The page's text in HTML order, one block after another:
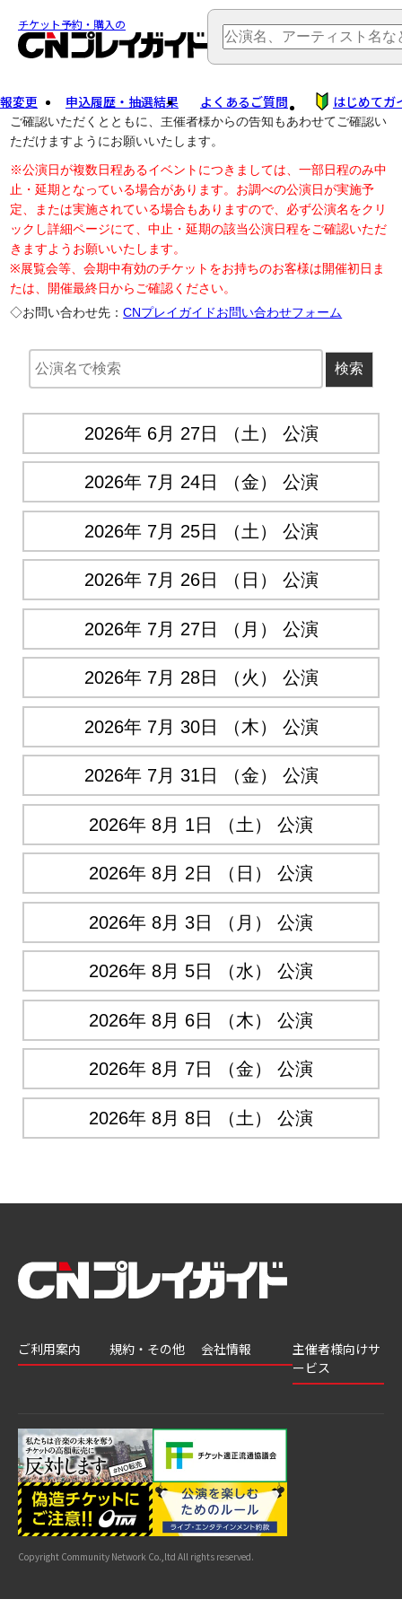
チケット予約・購入の
変更 申込履歴・抽選結果 よくあるご質問 はじめてガ
公演中止に伴う払戻し・延期等のご案内は、以下公演日リンクから
ご確認いただくとともに、主催者様からの告知もあわせてご確認い
ただけますようにお願いいたします。
※公演日が複数日程あるイベントにつきましては、一部日程のみ中
止・延期となっている場合があります。お調べの公演日が実施予
定、または実施されている場合もありますので、必ず公演名をクリ
ックし詳細ページにて、中止・延期の該当公演日程をご確認いただ
きますようお願いいたします。
※展覧会等、会期中有効のチケットをお持ちのお客様は開催初日ま
たは、開催最終日からご確認ください。
◇お問い合わせ先：CNプレイガイドお問い合わせフォーム
2026年 6月 27日 （土） 公演
2026年 7月 24日 （金） 公演
2026年 7月 25日 （土） 公演
2026年 7月 26日 （日） 公演
2026年 7月 27日 （月） 公演
2026年 7月 28日 （火） 公演
2026年 7月 30日 （木） 公演
2026年 7月 31日 （金） 公演
2026年 8月 1日 （土） 公演
2026年 8月 2日 （日） 公演
2026年 8月 3日 （月） 公演
2026年 8月 5日 （水） 公演
2026年 8月 6日 （木） 公演
2026年 8月 7日 （金） 公演
2026年 8月 8日 （土） 公演
ご利用案内
結果
よくあるご質問
はじめてガイド
公演中止・変更
サイトマップ
規約・その他
利用規約
特商法に基づく
表示
カスタマーハラ
スメントへの対
応指針
会社情報
主催者様向けサ
ービス
Copyright Community Network Co.,ltd All rights reserved.